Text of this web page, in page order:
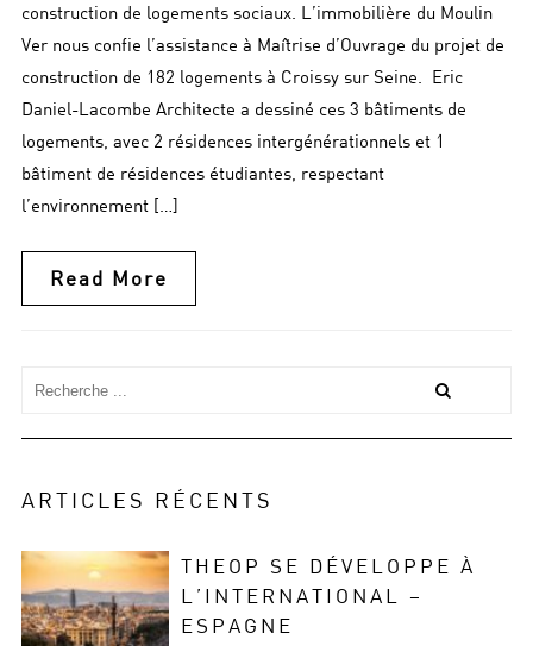
construction de logements sociaux. L’immobilière du Moulin
Ver nous confie l’assistance à Maîtrise d’Ouvrage du projet de
construction de 182 logements à Croissy sur Seine. Eric
Daniel-Lacombe Architecte a dessiné ces 3 bâtiments de
logements, avec 2 résidences intergénérationnels et 1
bâtiment de résidences étudiantes, respectant
l’environnement […]
Read More
ARTICLES RÉCENTS
THEOP SE DÉVELOPPE À
L’INTERNATIONAL –
ESPAGNE